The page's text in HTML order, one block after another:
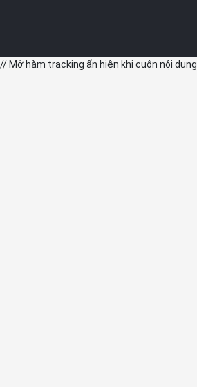
// Mở hàm tracking ẩn hiện khi cuộn nội dung.